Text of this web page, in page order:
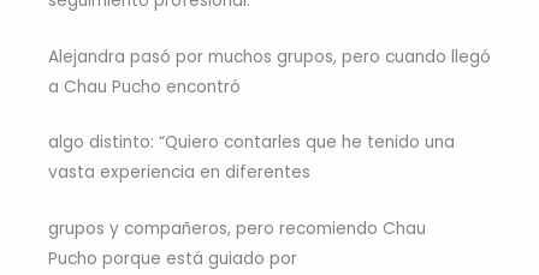
Alejandra pasó por muchos grupos, pero cuando llegó
a Chau Pucho encontró
algo distinto: “Quiero contarles que he tenido una
vasta experiencia en diferentes
grupos y compañeros, pero recomiendo Chau
Pucho porque está guiado por